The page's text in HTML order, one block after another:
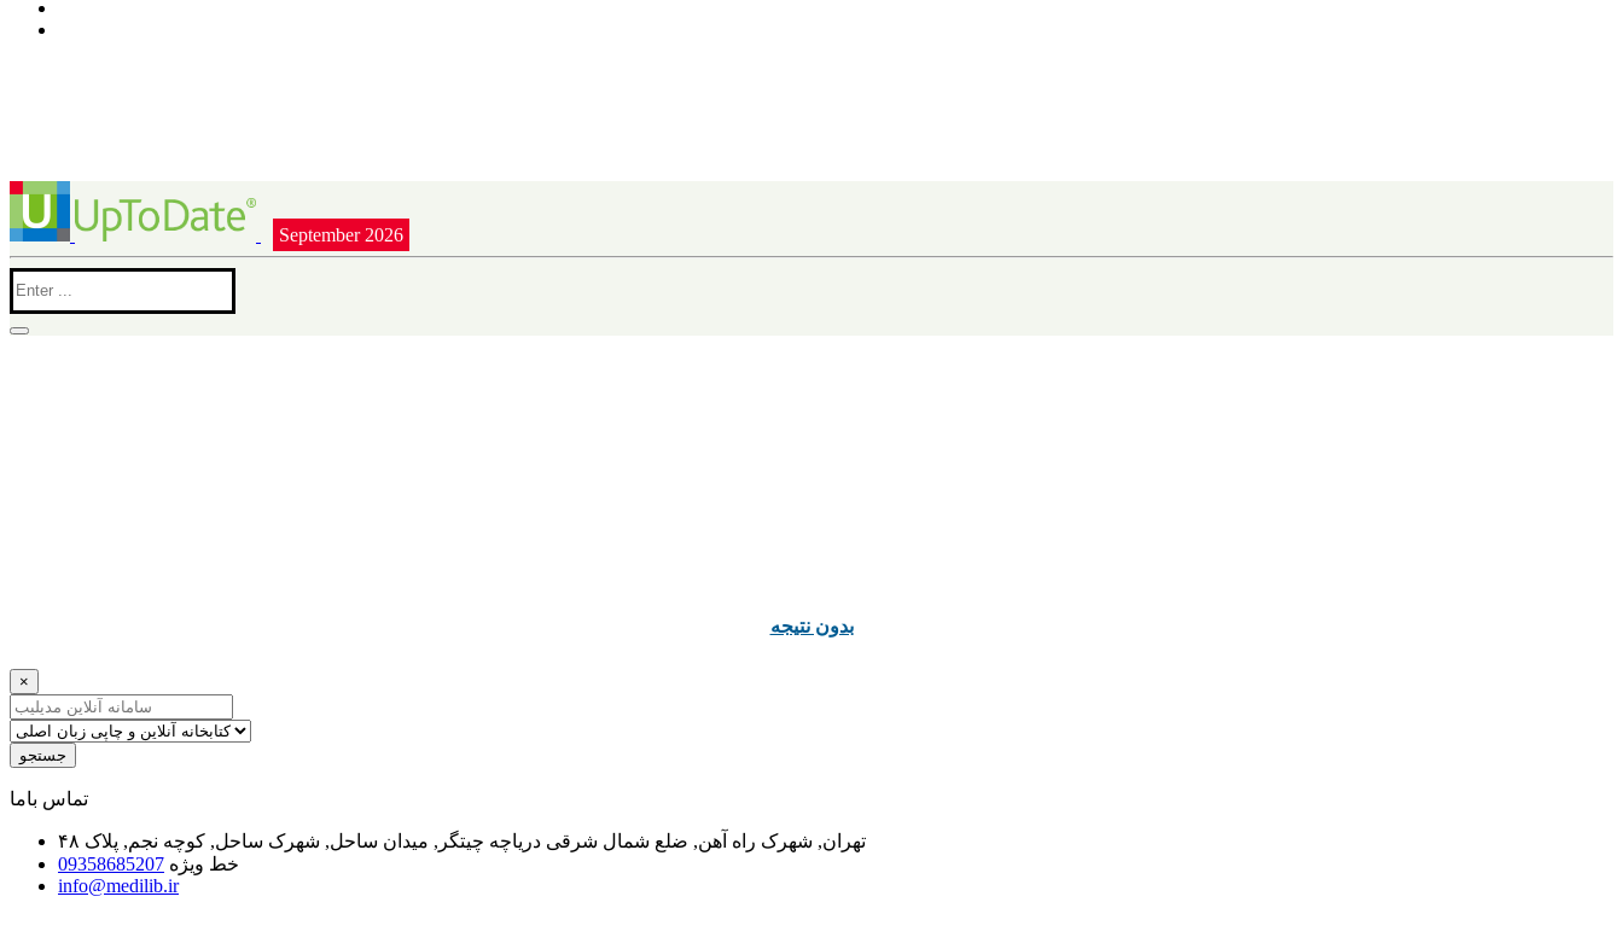
September 2026
ﺑﺪﻭﻥ ﻧﺘﯿﺠﻪ
×
جستجو
ﺗﻤﺎﺱ ﺑﺎﻣﺎ
تهران, شهرک راه آهن, ضلع شمال شرقی دریاچه چیتگر, میدان ساحل, شهرک ساحل, کوچه نجم, پلاک ۴۸
خط ویژه 09358685207
info@medilib.ir